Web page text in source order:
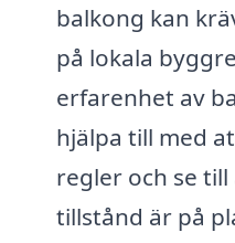
balkong kan
på lokala
erfarenhet av
hjälpa till med
regler och se
tillstånd är på